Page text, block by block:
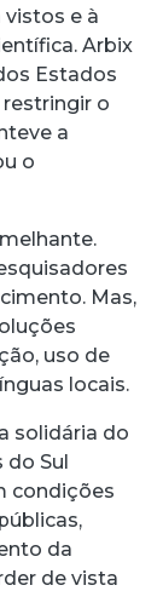
e à
Arbix
Estados
o
a
o
Mas,
uso de
locais.
solidária do
do Sul
condições
da
de vista